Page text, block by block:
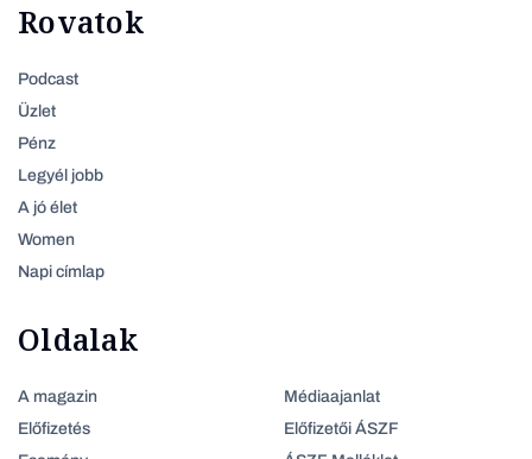
Rovatok
Podcast
Üzlet
Pénz
Legyél jobb
A jó élet
Women
Napi címlap
Oldalak
A magazin
Előfizetés
Médiaajanlat
Előfizetői ÁSZF